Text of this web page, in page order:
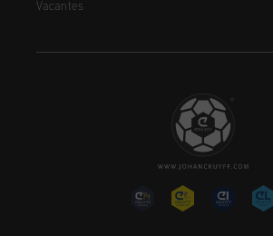
Vacantes